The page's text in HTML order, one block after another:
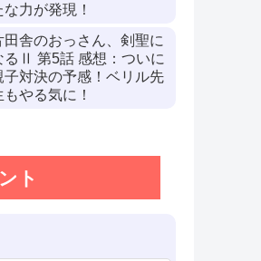
な力が発現！
田舎のおっさん、剣聖に
るⅡ 第5話 感想：ついに
子対決の予感！ベリル先
もやる気に！
ト